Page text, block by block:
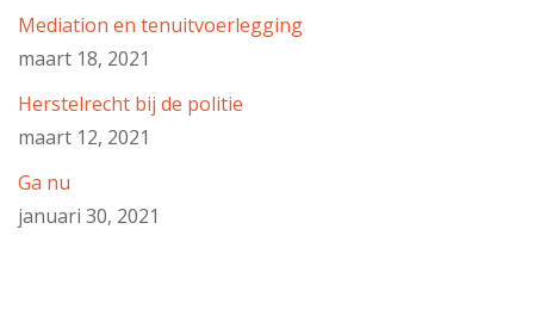
Mediation en tenuitvoerlegging
maart 18, 2021
Herstelrecht bij de politie
maart 12, 2021
Ga nu
januari 30, 2021